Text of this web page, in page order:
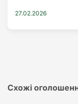
27.02.2026
Схожі